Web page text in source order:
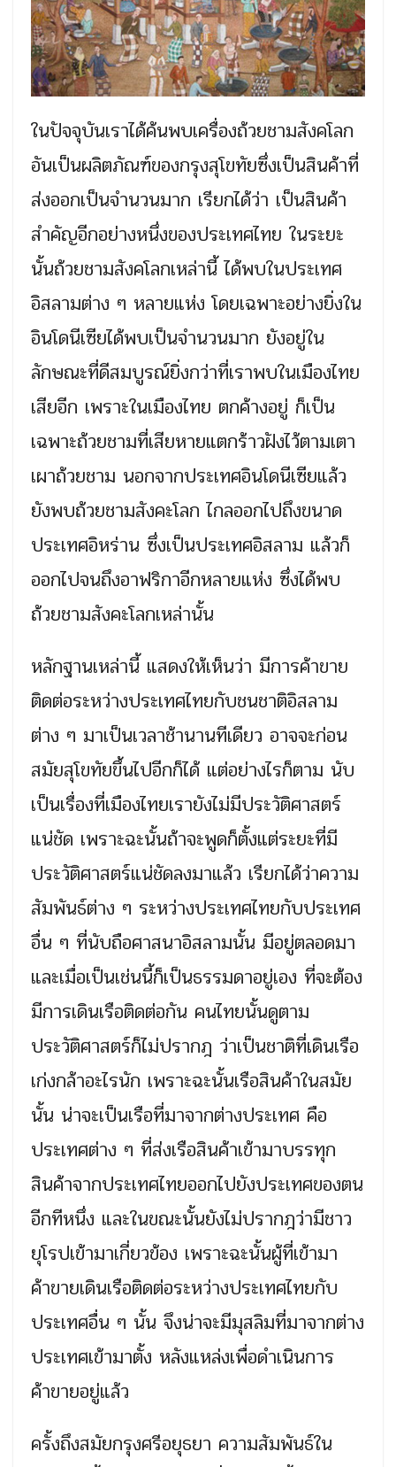
ในปัจจุบันเราได้ค้นพบเครื่องถ้วยชามสังคโลก
อันเป็นผลิตภัณฑ์ของกรุงสุโขทัยซึ่งเป็นสินค้าที่
ส่งออกเป็นจำนวนมาก เรียกได้ว่า เป็นสินค้า
สำคัญอีกอย่างหนึ่งของประเทศไทย ในระยะ
นั้นถ้วยชามสังคโลกเหล่านี้ ได้พบในประเทศ
อิสลามต่าง ๆ หลายแห่ง โดยเฉพาะอย่างยิ่งใน
อินโดนีเซียได้พบเป็นจำนวนมาก ยังอยู่ใน
ลักษณะที่ดีสมบูรณ์ยิ่งกว่าที่เราพบในเมืองไทย
เสียอีก เพราะในเมืองไทย ตกค้างอยู่ ก็เป็น
เฉพาะถ้วยชามที่เสียหายแตกร้าวฝังไว้ตามเตา
เผาถ้วยชาม นอกจากประเทศอินโดนีเซียแล้ว
ยังพบถ้วยชามสังคะโลก ไกลออกไปถึงขนาด
ประเทศอิหร่าน ซึ่งเป็นประเทศอิสลาม แล้วก็
ออกไปจนถึงอาฟริกาอีกหลายแห่ง ซึ่งได้พบ
ถ้วยชามสังคะโลกเหล่านั้น
หลักฐานเหล่านี้ แสดงให้เห็นว่า มีการค้าขาย
ติดต่อระหว่างประเทศไทยกับชนชาติอิสลาม
ต่าง ๆ มาเป็นเวลาช้านานทีเดียว อาจจะก่อน
สมัยสุโขทัยขึ้นไปอีกก็ได้ แต่อย่างไรก็ตาม นับ
เป็นเรื่องที่เมืองไทยเรายังไม่มีประวัติศาสตร์
แน่ชัด เพราะฉะนั้นถ้าจะพูดก็ตั้งแต่ระยะที่มี
ประวัติศาสตร์แน่ชัดลงมาแล้ว เรียกได้ว่าความ
สัมพันธ์ต่าง ๆ ระหว่างประเทศไทยกับประเทศ
อื่น ๆ ที่นับถือศาสนาอิสลามนั้น มีอยู่ตลอดมา
และเมื่อเป็นเช่นนี้ก็เป็นธรรมดาอยู่เอง ที่จะต้อง
มีการเดินเรือติดต่อกัน คนไทยนั้นดูตาม
ประวัติศาสตร์ก็ไม่ปรากฎ ว่าเป็นชาติที่เดินเรือ
เก่งกล้าอะไรนัก เพราะฉะนั้นเรือสินค้าในสมัย
นั้น น่าจะเป็นเรือที่มาจากต่างประเทศ คือ
ประเทศต่าง ๆ ที่ส่งเรือสินค้าเข้ามาบรรทุก
สินค้าจากประเทศไทยออกไปยังประเทศของตน
อีกทีหนึ่ง และในขณะนั้นยังไม่ปรากฎว่ามีชาว
ยุโรปเข้ามาเกี่ยวข้อง เพราะฉะนั้นผู้ที่เข้ามา
ค้าขายเดินเรือติดต่อระหว่างประเทศไทยกับ
ประเทศอื่น ๆ นั้น จึงน่าจะมีมุสลิมที่มาจากต่าง
ประเทศเข้ามาตั้ง หลังแหล่งเพื่อดำเนินการ
ค้าขายอยู่แล้ว
ครั้งถึงสมัยกรุงศรีอยุธยา ความสัมพันธ์ใน